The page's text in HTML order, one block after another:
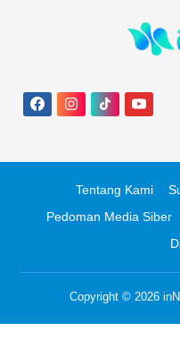
Tentang Kami
Pedoman Media Siber
Copyright © 2026